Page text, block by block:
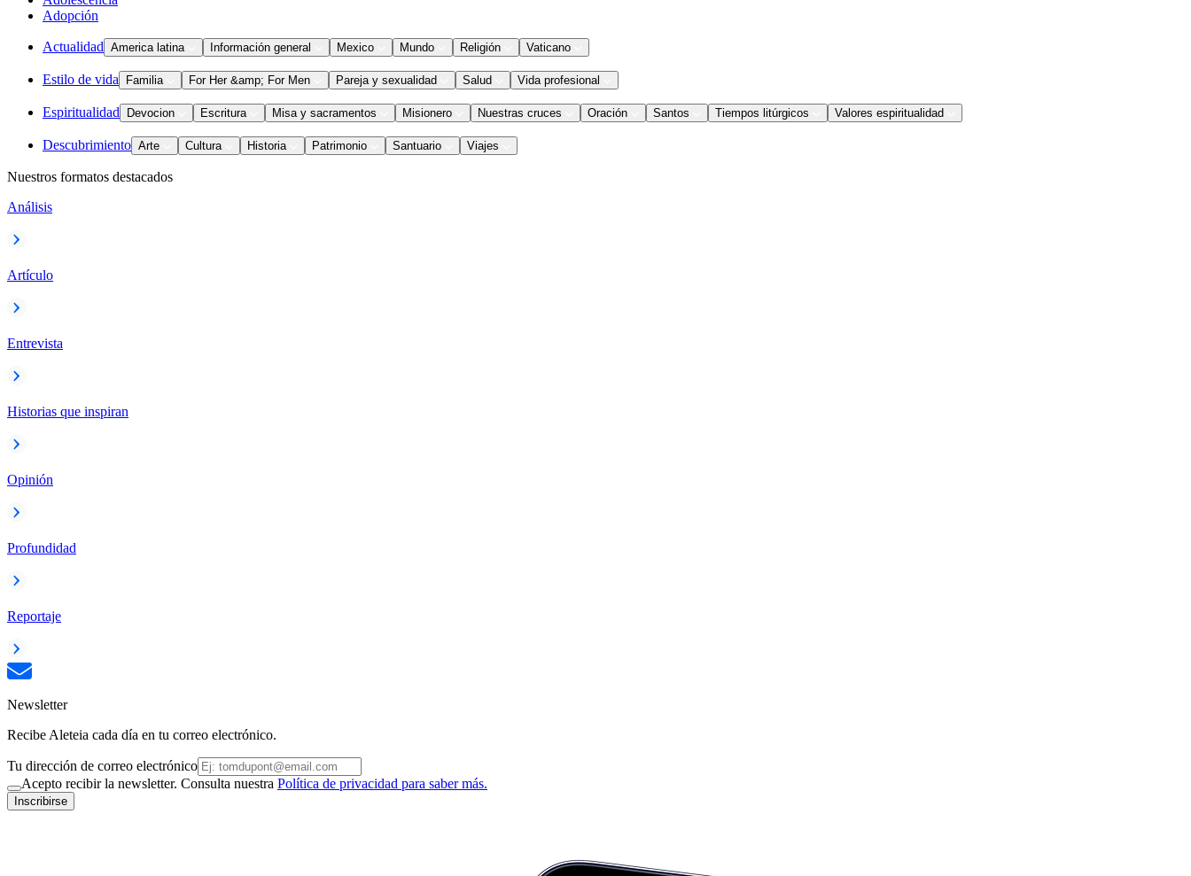
Adopción
Actualidad America latina Información general Mexico Mundo Religión Vaticano
Estilo de vida Familia For Her &amp; For Men Pareja y sexualidad Salud Vida profesional
Espiritualidad Devocion Escritura Misa y sacramentos Misionero Nuestras cruces Oración Santos Tiempos litúrgicos Valores espiritualidad
Descubrimiento Arte Cultura Historia Patrimonio Santuario Viajes
Nuestros formatos destacados
Análisis
Artículo
Entrevista
Historias que inspiran
Opinión
Profundidad
Reportaje
Newsletter
Recibe Aleteia cada día en tu correo electrónico.
Tu dirección de correo electrónico
Acepto recibir la newsletter. Consulta nuestra Política de privacidad para saber más.
Inscribirse